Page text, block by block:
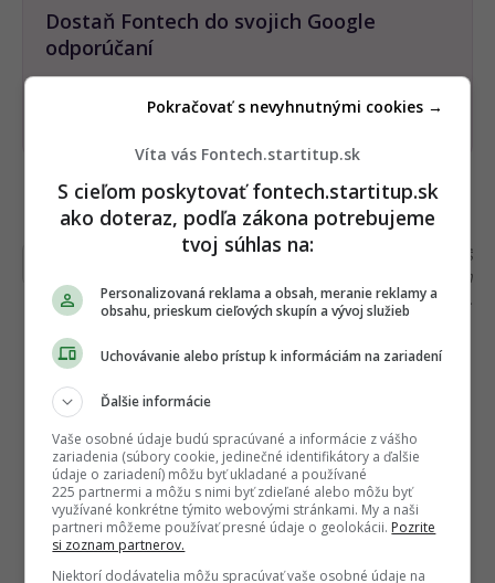
Dostaň Fontech do svojich Google
odporúčaní
Pridať ako preferovaný zdroj
Fontech, odkaz sa otvorí v
Čítajte viac z kategórie:Elektromobilita
Ďakujeme, že čítaš Fontech. V prípade, že máš
postreh alebo si našiel v článku chybu, napíš nám
naredakcia@fontech.sk .
Víta vás Fontech.startitup.sk
S cieľom poskytovať fontech.startitup.sk
ako doteraz, podľa zákona potrebujeme
tvoj súhlas na:
Personalizovaná reklama a obsah, meranie reklamy a
obsahu, prieskum cieľových skupín a vývoj služieb
Uchovávanie alebo prístup k informáciám na zariadení
Ďalšie informácie
Vaše osobné údaje budú spracúvané a informácie z vášho
zariadenia (súbory cookie, jedinečné identifikátory a ďalšie
údaje o zariadení) môžu byť ukladané a používané
225 partnermi a môžu s nimi byť zdieľané alebo môžu byť
využívané konkrétne týmito webovými stránkami. My a naši
partneri môžeme používať presné údaje o geolokácii. Pozrite
si zoznam partnerov.
Niektorí dodávatelia môžu spracúvať vaše osobné údaje na
Pokračovať s nevyhnutnými cookies →